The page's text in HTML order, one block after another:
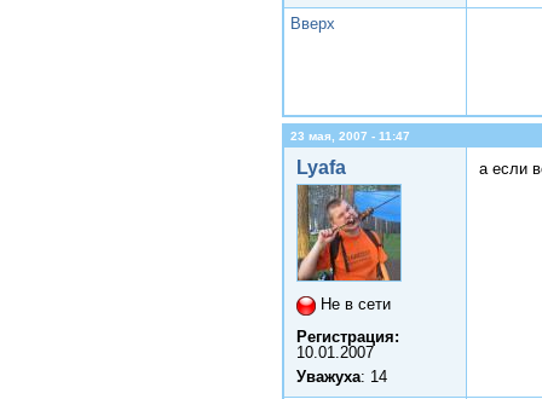
Вверх
23 мая, 2007 - 11:47
Lyafa
Не в сети
Регистрация:
10.01.2007
Уважуха: 14
а если